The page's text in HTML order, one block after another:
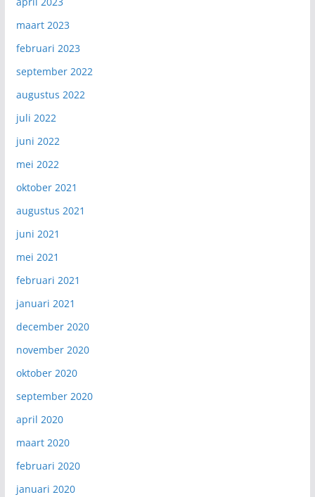
maart 2023
februari 2023
september 2022
augustus 2022
juli 2022
juni 2022
mei 2022
oktober 2021
augustus 2021
juni 2021
mei 2021
februari 2021
januari 2021
december 2020
november 2020
oktober 2020
september 2020
april 2020
maart 2020
februari 2020
januari 2020